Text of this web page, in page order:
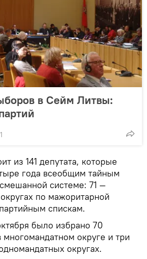
в Сейм Литвы:
из 141 депутата, которые
года всеобщим тайным
системе: 71 —
по мажоритарной
спискам.
было избрано 70
многомандатном округе и три
округах.